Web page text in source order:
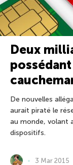
Deux
De nouvelles
aurait piraté le
au monde, volant
dispositifs.
3 Mar 2015